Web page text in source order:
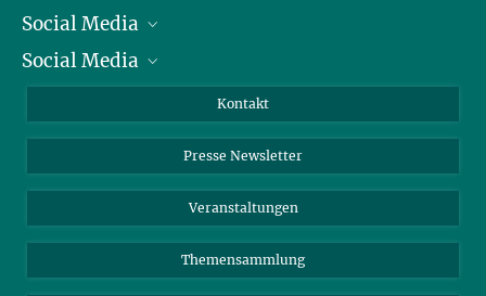
Präsident
Zahlen und Fakten
Meldestelle Fehlverhalten
Social Media
Bluesky
Social Media
YouTube
Kontakt
Presse Newsletter
Veranstaltungen
Themensammlung